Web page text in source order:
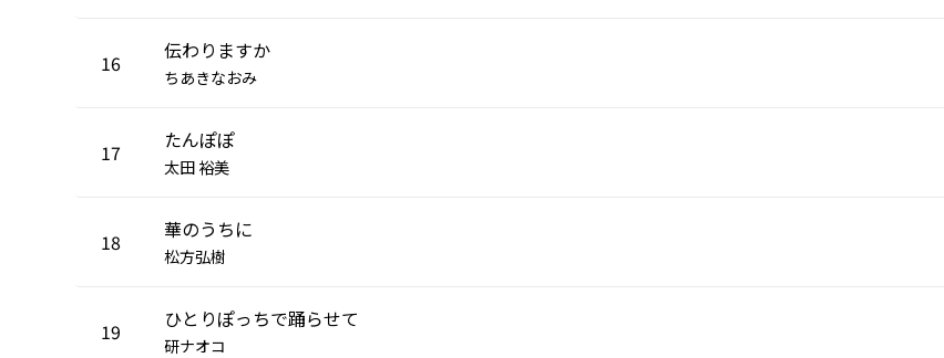
16 伝わりますか
ちあきなおみ
17 たんぽぽ
太田 裕美
18 華のうちに
松方弘樹
19 ひとりぽっちで踊らせて
研ナオコ